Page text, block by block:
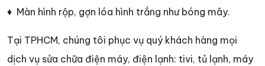
♦ Màn hình rộp, gợn lóa hình trắng như bóng mây.
Tại TPHCM, chúng tôi phục vụ quý khách hàng mọi
dịch vụ sửa chữa điện máy, điện lạnh: tivi, tủ lạnh, máy